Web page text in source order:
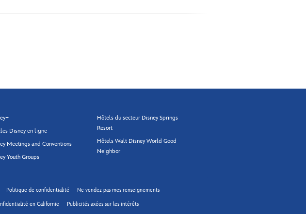
Disney en ligne
Meetings and Conventions
Youth Groups
Hôtels du secteur Disney Springs
Resort
Hôtels Walt Disney World Good
Neighbor
Politique de confidentialité Ne vendez pas mes renseignements
en Californie Publicités axées sur les intérêts